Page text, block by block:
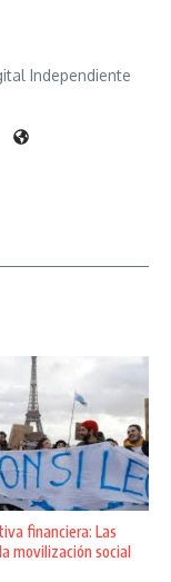
Independiente
financiera: Las
movilización social